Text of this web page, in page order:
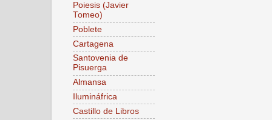
Poiesis (Javier
Tomeo)
Poblete
Cartagena
Santovenia de
Pisuerga
Almansa
Ilumináfrica
Castillo de Libros